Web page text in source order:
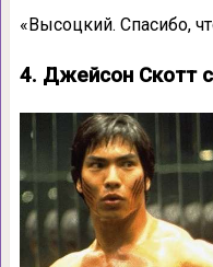
«Высоцкий. Спасибо,
4. Джейсон Скотт